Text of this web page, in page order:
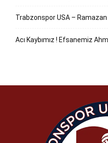
Trabzonspor USA – Ramazan
Acı Kaybımız ! Efsanemiz